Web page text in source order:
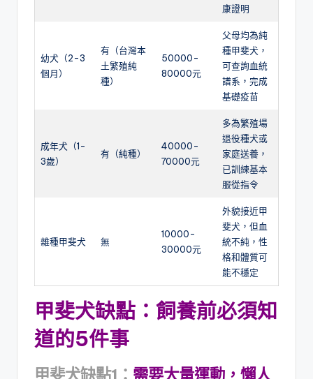
康證明
幼犬（2-3
個月）
有（台灣本
土繁殖純
種）
50000-
80000元
父母均為純
種甲斐犬，
可查詢血統
譜系，完成
基礎疫苗
成年犬（1-
3歲）
有（純種）
40000-
70000元
多為繁殖場
退役種犬或
家庭送養，
已訓練基本
服從指令
雜種甲斐犬 無
10000-
30000元
外貌接近甲
斐犬，但血
統不純，性
格和體質可
能不穩定
甲斐犬缺點：飼養前必須知
道的5件事